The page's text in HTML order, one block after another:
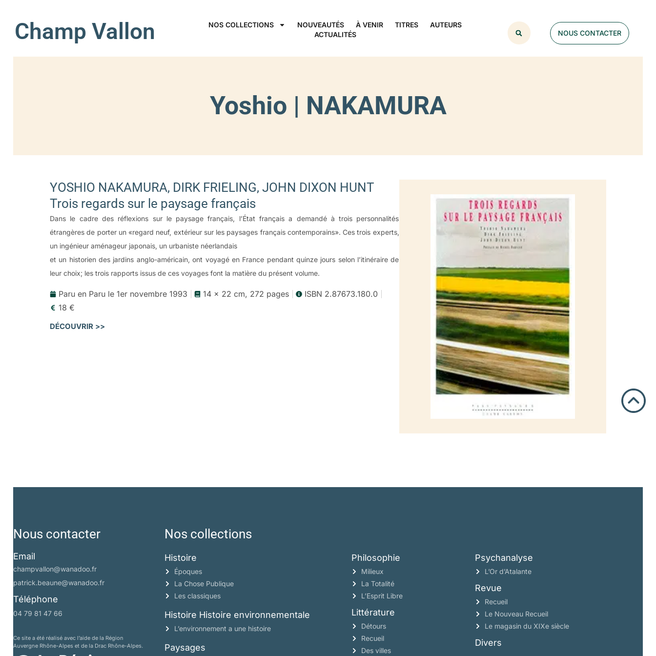
Champ Vallon NOS COLLECTIONS NOUVEAUTÉS À VENIR TITRES
AUTEURS
ACTUALITÉS
NOUS CONTACTER
Yoshio | NAKAMURA
YOSHIO NAKAMURA, DIRK FRIELING, JOHN DIXON HUNT
Trois regards sur le paysage français
Dans le cadre des réflexions sur le paysage français, l’État français a demandé à trois personnalités
étrangères de porter un «regard neuf, extérieur sur les paysages français contemporains». Ces trois experts,
un ingénieur aménageur japonais, un urbaniste néerlandais
et un historien des jardins anglo-américain, ont voyagé en France pendant quinze jours selon l’itinéraire de
leur choix; les trois rapports issus de ces voyages font la matière du présent volume.
Paru en Paru le 1er novembre 1993 14 x 22 cm, 272 pages
ISBN 2.87673.180.0
18 €
DÉCOUVRIR >>
Nous contacter
Email
champvallon@wanadoo.fr
patrick.beaune@wanadoo.fr
Téléphone
04 79 81 47 66
Ce site a été réalisé avec l’aide de la Région
Auvergne Rhône-Alpes et de la Drac Rhône-Alpes.
Nos collections
Histoire
Époques
La Chose Publique
Les classiques
Histoire Histoire environnementale
L’environnement a une histoire
Paysages
Philosophie
Milieux
La Totalité
L’Esprit Libre
Littérature
Détours
Recueil
Des villes
Psychanalyse
L’Or d’Atalante
Revue
Recueil
Le Nouveau Recueil
Le magasin du XIXe siècle
Divers